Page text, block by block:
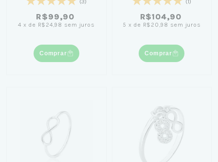
(3)
R$99,90
4 x de R$24,98 sem juros
Comprar
(1)
R$104,90
5 x de R$20,98 sem juros
Comprar